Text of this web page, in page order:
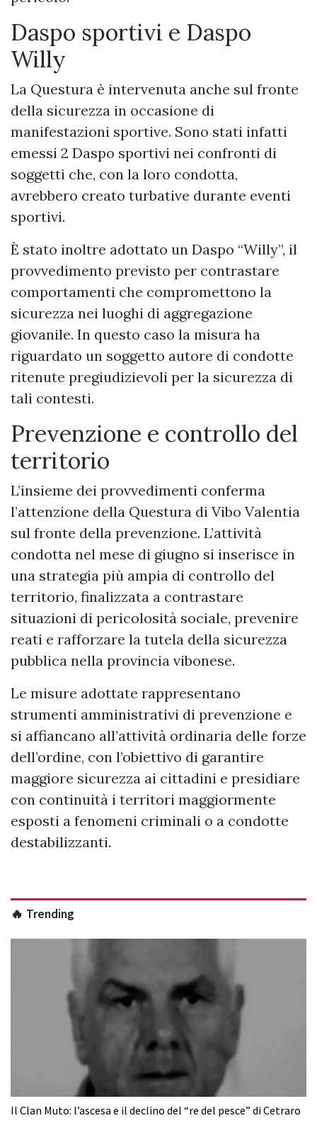
Daspo sportivi e Daspo
Willy
La Questura è intervenuta anche sul fronte
della sicurezza in occasione di
manifestazioni sportive. Sono stati infatti
emessi 2 Daspo sportivi nei confronti di
soggetti che, con la loro condotta,
avrebbero creato turbative durante eventi
sportivi.
È stato inoltre adottato un Daspo “Willy”, il
provvedimento previsto per contrastare
comportamenti che compromettono la
sicurezza nei luoghi di aggregazione
giovanile. In questo caso la misura ha
riguardato un soggetto autore di condotte
ritenute pregiudizievoli per la sicurezza di
tali contesti.
Prevenzione e controllo del
territorio
L’insieme dei provvedimenti conferma
l’attenzione della Questura di Vibo Valentia
sul fronte della prevenzione. L’attività
condotta nel mese di giugno si inserisce in
una strategia più ampia di controllo del
territorio, finalizzata a contrastare
situazioni di pericolosità sociale, prevenire
reati e rafforzare la tutela della sicurezza
pubblica nella provincia vibonese.
Le misure adottate rappresentano
strumenti amministrativi di prevenzione e
si affiancano all’attività ordinaria delle forze
dell’ordine, con l’obiettivo di garantire
maggiore sicurezza ai cittadini e presidiare
con continuità i territori maggiormente
esposti a fenomeni criminali o a condotte
destabilizzanti.
🔥 Trending
Il Clan Muto: l’ascesa e il declino del “re del pesce” di Cetraro